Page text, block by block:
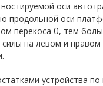
оси
продольной оси
перекоса θ, тем
на левом и правом
устройства по